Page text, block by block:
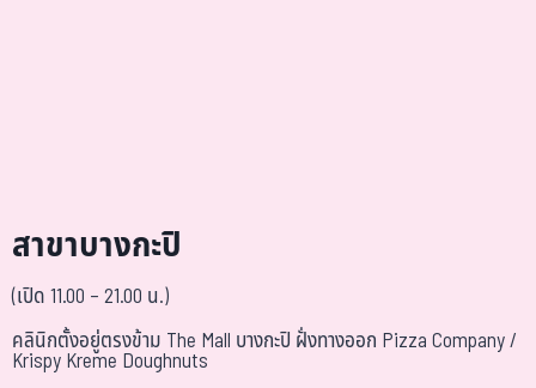
สาขาบางกะปิ
(เปิด 11.00 – 21.00 น.)
คลินิกตั้งอยู่ตรงข้าม The Mall บางกะปิ ฝั่งทางออก Pizza Company /
Krispy Kreme Doughnuts